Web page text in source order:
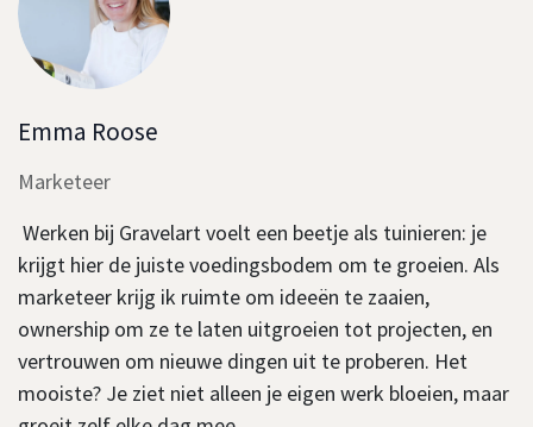
Emma Roose
Marketeer
Werken bij Gravelart voelt een beetje als tuinieren: je
krijgt hier de juiste voedingsbodem om te groeien. Als
marketeer krijg ik ruimte om ideeën te zaaien,
ownership om ze te laten uitgroeien tot projecten, en
vertrouwen om nieuwe dingen uit te proberen. Het
mooiste? Je ziet niet alleen je eigen werk bloeien, maar